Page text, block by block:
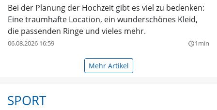
Bei der Planung der Hochzeit gibt es viel zu bedenken:
Eine traumhafte Location, ein wunderschönes Kleid,
die passenden Ringe und vieles mehr.
06.08.2026 16:59 query_builder1min
Mehr Artikel
SPORT